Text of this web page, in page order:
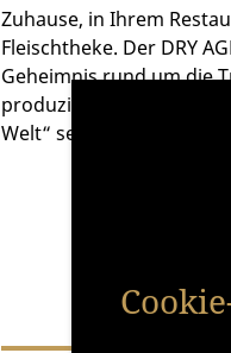
Zuhause, in Ihrem
Fleischtheke. Der DRY
Geheimnis rund um die
produzieren Sie das
Welt“ selbst Zuhause in